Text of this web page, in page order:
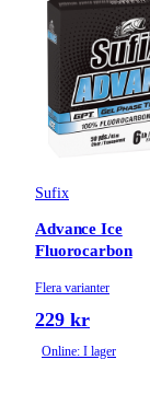
Sufix
Advance Ice
Fluorocarbon
Flera varianter
229 kr
Online: I lager